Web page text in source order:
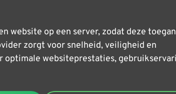
website op een server, zodat deze
zorgt voor snelheid, veiligheid en
optimale websiteprestaties,